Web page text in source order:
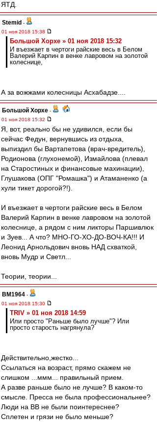
ЯТД.
Stemid -
01 ноя 2018 15:38
Большой Хорхе » 01 ноя 2018 15:32
И въезжает в чертоги райские весь в Белом
Валерий Карпин в венке лавровом на золотой
колеснице,
А за вожжами колесницы Асхабадзе....
Большой Хорхе -
01 ноя 2018 15:32
Я, вот, реально бы не удивился, если бы
сейчас Федун, вернувшись из отдыха,
выпиздил бы Вартапетова (врач-вредитель),
Родионова (глухонемой), Измайлова (плевал
на Старостиных и финансовые махинации),
Глушакова (ОПГ "Ромашка") и Атаманенко (а
хули тикет дорогой?!).
И въезжает в чертоги райские весь в Белом
Валерий Карпин в венке лавровом на золотой
колеснице, а рядом с ним ликторы Паршивлюк
и Зуев... А что? МНО-ГО-ХО-ДО-ВОЧ-КА!!! И
Леонид Арнольдович вновь НАД схваткой,
вновь Мудр и Светл...
Теории, теории...
BM1964 -
01 ноя 2018 15:30
TRIV » 01 ноя 2018 14:59
Или просто "Раньше было лучше"? Или
просто старость нагрянула?
Действительно,жестко...
Ссылаться на возраст, прямо скажем не
слишком ...ммм... правильный прием.
А разве раньше было не лучше? В каком-то
смысле. Пресса не была профессиональнее?
Люди на ВВ не были поинтереснее?
Сплетен и грязи не было меньше?